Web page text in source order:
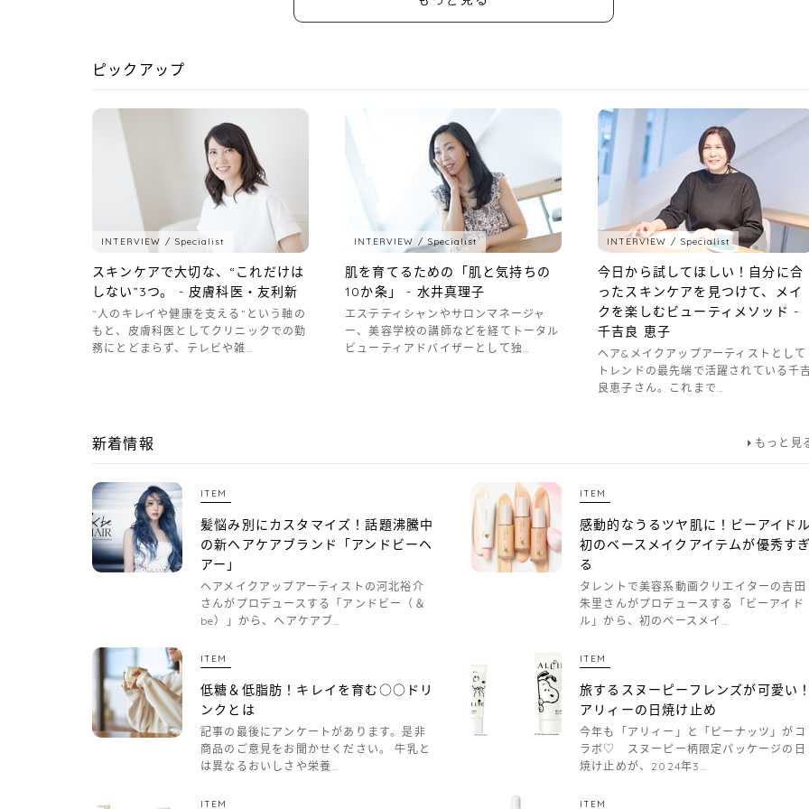
ピックアップ
INTERVIEW Specialist
スキンケアで大切な、“これだけは
しない”3つ。 - 皮膚科医・友利新
“人のキレイや健康を支える”という軸の
もと、皮膚科医としてクリニックでの勤
務にとどまらず、テレビや雑…
INTERVIEW Specialist
肌を育てるための「肌と気持ちの
10か条」 - 水井真理子
エステティシャンやサロンマネージャ
ー、美容学校の講師などを経てトータル
ビューティアドバイザーとして独…
INTERVIEW Specialist
今日から試してほしい！自分に合
ったスキンケアを見つけて、メイ
クを楽しむビューティメソッド -
千吉良 恵子
ヘア&メイクアップアーティストとして
トレンドの最先端で活躍されている千
良恵子さん。これまで…
新着情報 もっと見
ITEM
髪悩み別にカスタマイズ！話題沸騰中
の新ヘアケアブランド「アンドビーヘ
アー」
ヘアメイクアップアーティストの河北裕介
さんがプロデュースする「アンドビー（＆
be）」から、ヘアケアブ…
ITEM
感動的なうるツヤ肌に！ビーアイド
初のベースメイクアイテムが優秀す
る
タレントで美容系動画クリエイターの吉田
朱里さんがプロデュースする「ビーアイド
ル」から、初のベースメイ…
ITEM
低糖＆低脂肪！キレイを育む○○ドリ
ンクとは
記事の最後にアンケートがあります。是非
商品のご意見をお聞かせください。 牛乳と
は異なるおいしさや栄養…
ITEM
旅するスヌーピーフレンズが可愛い
アリィーの日焼け止め
今年も「アリィー」と「ピーナッツ」がコ
ラボ♡ スヌーピー柄限定パッケージの日
焼け止めが、2024年3…
ITEM ITEM